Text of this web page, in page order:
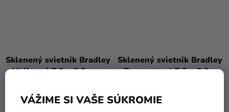
VÁŽIME SI VAŠE SÚKROMIE
Sklenený svietnik Bradley
- Malinový 7,8 x 8,8 cm
3,90 €
Sklenený svietnik Bradley
- Transparent 7,8 x 8,8 cm
3,90 €